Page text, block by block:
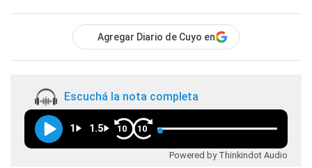
Agregar Diario de Cuyo en
Escuchá la nota completa
1 1.5 10 10
Powered by Thinkindot Audio